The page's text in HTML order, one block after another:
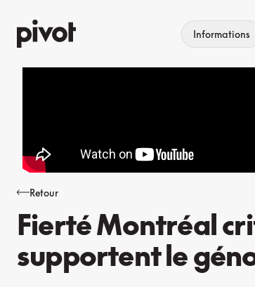
au
contenu
Informations
Retour
Fierté Montréal
supportent le